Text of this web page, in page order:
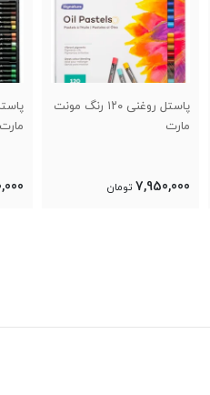
پاستل روغنی ۴۸رنگ‌مونت
مارت فلزی
2,700,000 تومان
مارت